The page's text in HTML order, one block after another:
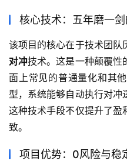
核心技术：五年磨一
该项目的核心在于技术团队
对冲技术。这是一种颠覆性
面上常见的普通量化和其
型，系统能够自动执行对冲
这种技术手段不仅提升了盈
致。
项目优势：0风险与稳